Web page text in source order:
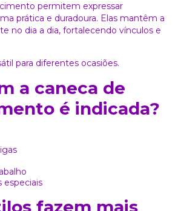
permitem expressar
prática e duradoura. Elas mantêm a
no dia a dia, fortalecendo vínculos e
para diferentes ocasiões.
a caneca de
é indicada?
especiais
fazem mais